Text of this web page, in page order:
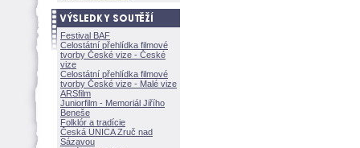
Festival BAF
Celostátní přehlídka filmové
tvorby České vize - České
vize
Celostátní přehlídka filmové
tvorby České vize - Malé vize
ARSfilm
Juniorfilm - Memoriál Jiřího
Beneše
Folklór a tradície
Česká UNICA Zruč nad
Sázavou